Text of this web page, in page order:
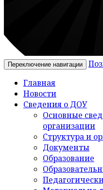
Переключение навигации
Главная
Новости
Сведения о ДОУ
Основные
организации
Структура и
Документы
Образование